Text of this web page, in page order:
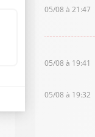
05/08 à 21:47
05/08 à 19:41
05/08 à 19:32